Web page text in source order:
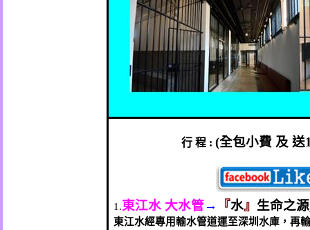
行 程 :(全包小費 及 送
1.東江水 大水管→ 『水』 生命之源
東江水經專用輸水管道運至深圳水庫，再